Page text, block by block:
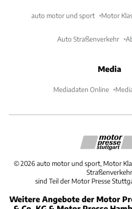
auto motor und sport Motor
Auto Straßenverkehr
Media
Mediadaten Online
©2026 auto motor und sport, Motor
Straßenverkehr
sind Teil der Motor Presse
Weitere Angebote der Motor